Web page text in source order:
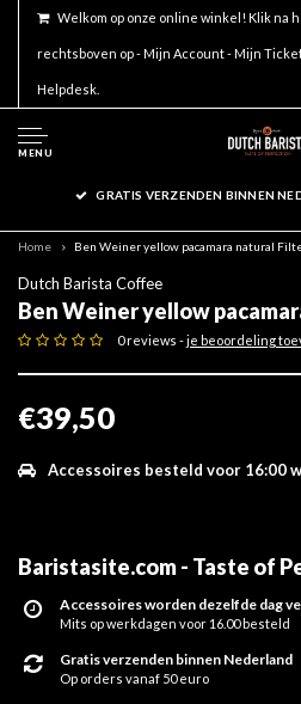
Welkom op onze online winkel! Klik na
rechtsboven op - Mijn Account - Mijn
Helpdesk.
MENU
GRATIS VERZENDEN BINNEN
Home Ben Weiner yellow pacamara natural
Dutch Barista Coffee
Ben Weiner yellow
0 reviews -je beoordeling
€39,50
Accessoires besteld voor 16:00
Baristasite.com - Taste of
Accessoires worden dezelfde dag
Mits op werkdagen voor 16.00 besteld
Gratis verzenden binnen Nederland
Op orders vanaf 50 euro